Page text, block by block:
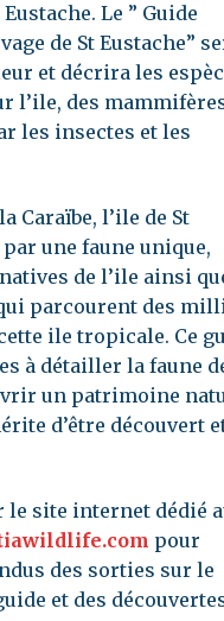
Club Gaïac
Sauvegarde du
Patrimoine
Caraïbe
Èvénements
Le ” Guide
de St Eustache”
et décrira les
l’ile, des
les insectes et les
Caraïbe, l’ile de St
une faune unique,
de l’ile ainsi
parcourent des
ile tropicale. Ce
à détailler la faune
un patrimoine
d’être découvert
le site internet dédié
pour
des sorties sur le
et des